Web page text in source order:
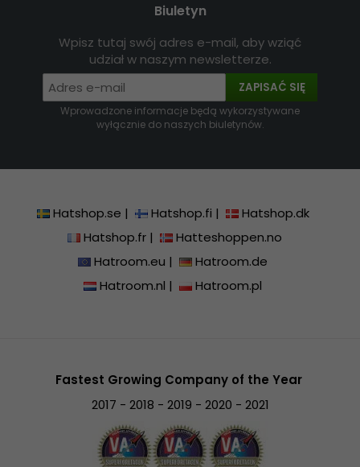
Biuletyn
Wpisz tutaj swój adres e-mail, aby wziąć
udział w naszym newsletterze.
ZAPISAĆ SIĘ
Wprowadzone informacje będą wykorzystywane
wyłącznie do naszych biuletynów.
Hatshop.se | Hatshop.fi |
Hatshop.dk
Hatshop.fr|
Hatteshoppen.no
Hatroom.eu |
Hatroom.de
Hatroom.nl | Hatroom.pl
Fastest Growing Company of the Year
2017 - 2018 - 2019 - 2020 - 2021